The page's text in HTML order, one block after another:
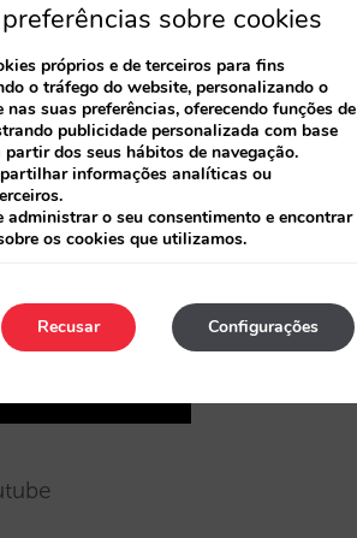
sobre cookies
próprios e de terceiros para fins
o tráfego do website, personalizando o
nas suas preferências, oferecendo funções de
publicidade personalizada com base
dos seus hábitos de navegação.
informações analíticas ou
administrar o seu consentimento e encontrar
os cookies que utilizamos.
Configurações
Recusar